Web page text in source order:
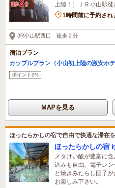
上陸！）ＪＲ小山駅
4名がこの宿を見て
JR小山駅西口 徒歩２分
宿泊プラン
カップルプラン（小山初上陸の激安ホ
ポイント2%
MAPを見る
ほったらかしの宿で自由で快適な滞在
ほったらかしの宿
メタけい酸が豊富に
込みも自由。電子レ
と焼きみたらし団子
お楽しみ下さい。